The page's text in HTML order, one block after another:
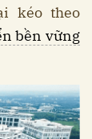
kéo theo
bền vững